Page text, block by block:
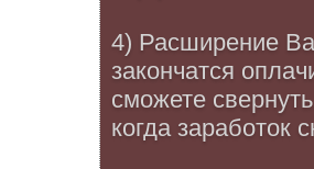
4) Расширение
закончатся
сможете
когда заработок